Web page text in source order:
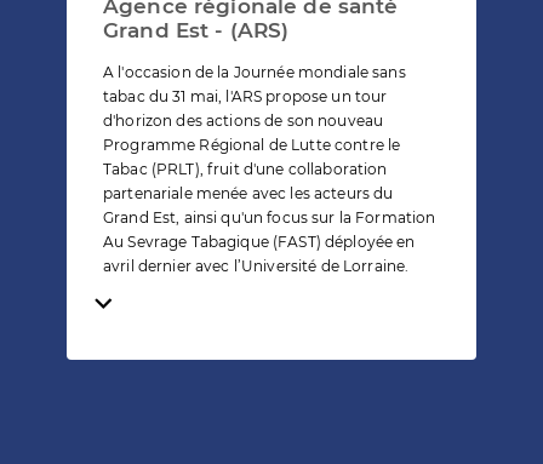
Agence régionale de santé
Grand Est - (ARS)
A l'occasion de la Journée mondiale sans
tabac du 31 mai, l'ARS propose un tour
d'horizon des actions de son nouveau
Programme Régional de Lutte contre le
Tabac (PRLT), fruit d'une collaboration
partenariale menée avec les acteurs du
Grand Est, ainsi qu'un focus sur la Formation
Au Sevrage Tabagique (FAST) déployée en
avril dernier avec l’Université de Lorraine.
Temps de lecture